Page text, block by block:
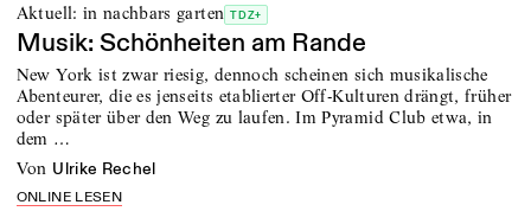
Aktuell: in nachbars garten TDZ+
Musik: Schönheiten am Rande
New York ist zwar riesig, dennoch scheinen sich musikalische
Abenteurer, die es jenseits etablierter Off-Kulturen drängt, früher
oder später über den Weg zu laufen. Im Pyramid Club etwa, in
dem …
von Ulrike Rechel
ONLINE LESEN